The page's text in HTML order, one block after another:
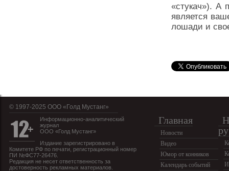
«стукач»). А
является
лошади и
© 1997-2025 OOO «Голд Мустанг»
Информационно-аналитический
журнал
ООО «Голд Мустанг»
Издание зарегистрировано в
Комитете РФ по печати, регистрационный номер
ПИ №ФС77-26476.
Редакция не несет ответственность за
достоверность рекламных материалов.
Главная
Новости
Видео
Юмор от конников
Календарь событий